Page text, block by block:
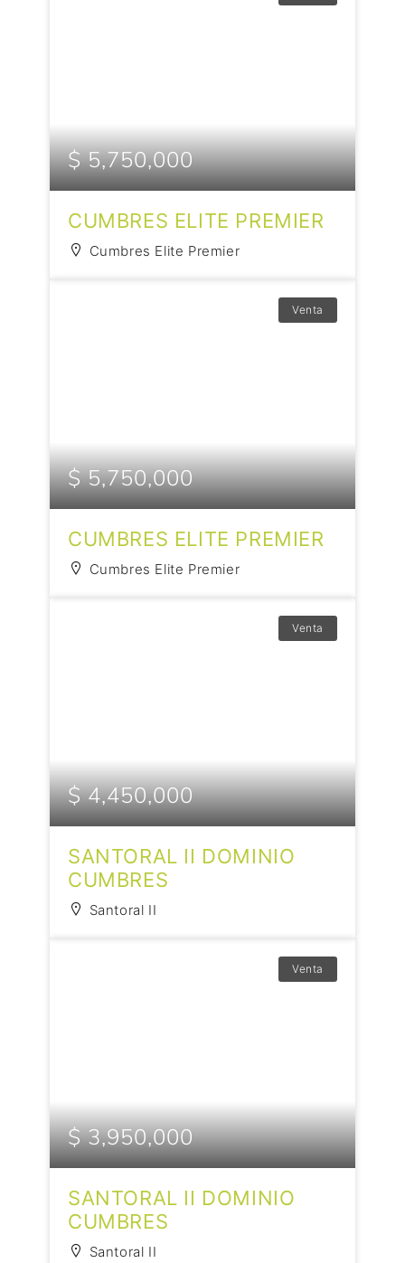
$ 5,750,000
CUMBRES ELITE PREMIER
Cumbres Elite Premier
Venta
$ 5,750,000
CUMBRES ELITE PREMIER
Cumbres Elite Premier
Venta
$ 4,450,000
SANTORAL II DOMINIO
CUMBRES
Santoral II
Venta
$ 3,950,000
SANTORAL II DOMINIO
CUMBRES
Santoral II